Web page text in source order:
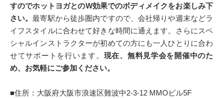
すのでホットヨガとのW効果でのボディメイクをお楽しみ下
さい。最寄駅から徒歩圏内ですので、会社帰りや週末などラ
イフスタイルに合わせて好きな時間に通えます。さらにスペ
シャルインストラクターが初めての方にも一人ひとりに合わ
せてサポートを行います。 現在、無料見学会を開催中のた
め、お気軽にご参加ください。
■住所：大阪府大阪市浪速区難波中2-3-12 MMOビル5F